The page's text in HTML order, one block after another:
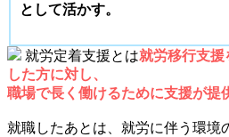
として活かす。
就労定着支援とは就労移行支援
した方に対し、
職場で長く働けるために支援が提
就職したあとは、就労に伴う環境